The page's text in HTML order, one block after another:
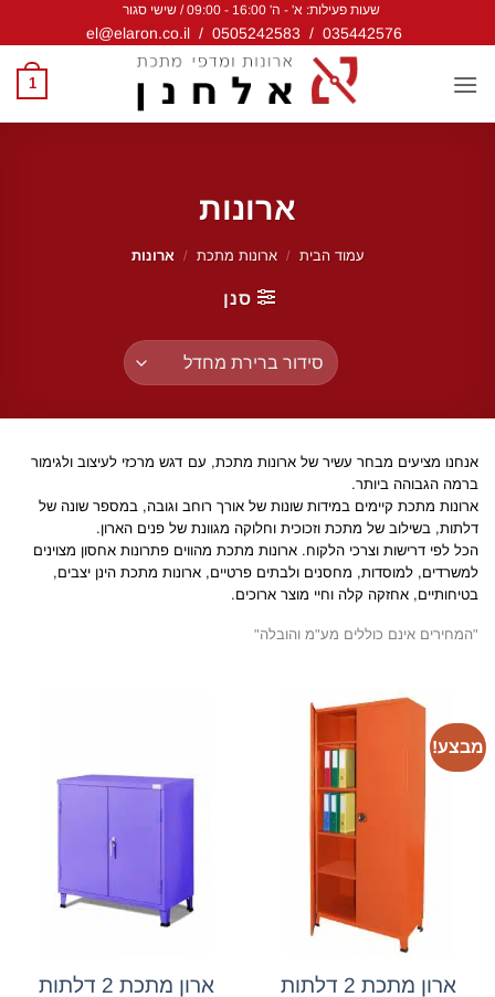
שעות פעילות: א' - ה' 16:00 - 09:00 / שישי סגור
035442576
/
0505242583
/
el@elaron.co.il
1
ארונות
עמוד הבית / ארונות מתכת / ארונות
סנן
אנחנו מציעים מבחר עשיר של ארונות מתכת, עם דגש מרכזי לעיצוב ולגימור
ברמה הגבוהה ביותר.
ארונות מתכת קיימים במידות שונות של אורך רוחב וגובה, במספר שונה של
דלתות, בשילוב של מתכת וזכוכית וחלוקה מגוונת של פנים הארון.
הכל לפי דרישות וצרכי הלקוח. ארונות מתכת מהווים פתרונות אחסון מצוינים
למשרדים, למוסדות, מחסנים ולבתים פרטיים, ארונות מתכת הינן יצבים,
בטיחותיים, אחזקה קלה וחיי מוצר ארוכים.
"המחירים אינם כוללים מע"מ והובלה"
מבצע!
ארון מתכת 2 דלתות ארון מתכת 2 דלתות